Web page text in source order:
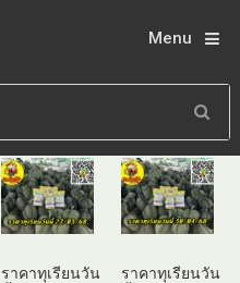
Menu
ราคาทุเรียนวัน
ราคาทุเรียนวัน